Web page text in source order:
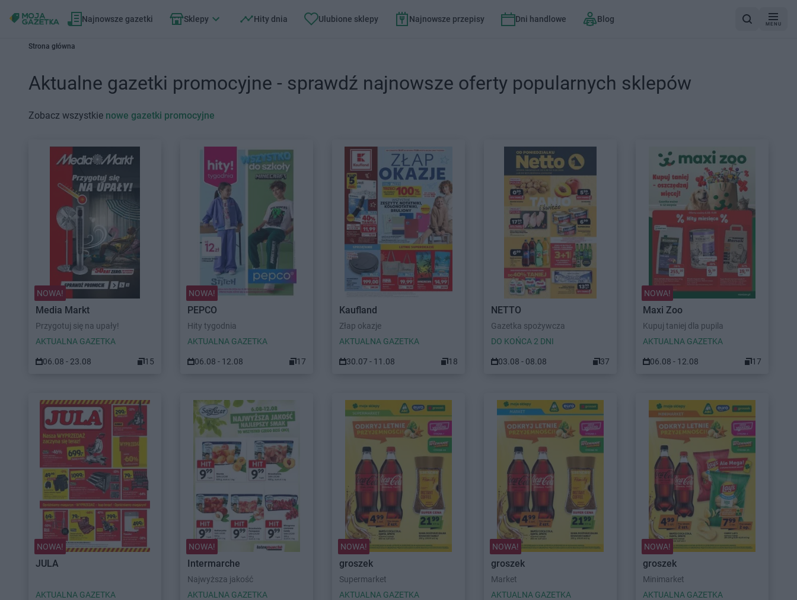
Najnowsze gazetki Sklepy Hity dnia Ulubione sklepy Najnowsze przepisy Dni handlowe Blog
MENU
Strona główna
Aktualne gazetki promocyjne - sprawdź najnowsze oferty popularnych sklepów
Zobacz wszystkie nowe gazetki promocyjne
NOWA!
Media Markt
Przygotuj się na upały!
AKTUALNA GAZETKA
06.08 - 23.08 15
NOWA!
PEPCO
Hity tygodnia
AKTUALNA GAZETKA
06.08 - 12.08 17
Kaufland
Złap okazje
AKTUALNA GAZETKA
30.07 - 11.08 18
NETTO
Gazetka spożywcza
DO KOŃCA 2 DNI
03.08 - 08.08 37
NOWA!
Maxi Zoo
Kupuj taniej dla pupila
AKTUALNA GAZETKA
06.08 - 12.08 17
NOWA!
JULA
AKTUALNA GAZETKA
NOWA!
Intermarche
Najwyższa jakość
AKTUALNA GAZETKA
NOWA!
groszek
Supermarket
AKTUALNA GAZETKA
NOWA!
groszek
Market
AKTUALNA GAZETKA
NOWA!
groszek
Minimarket
AKTUALNA GAZETKA